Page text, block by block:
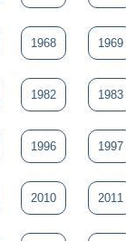
1968 1969
1982 1983
1996 1997
2010 2011